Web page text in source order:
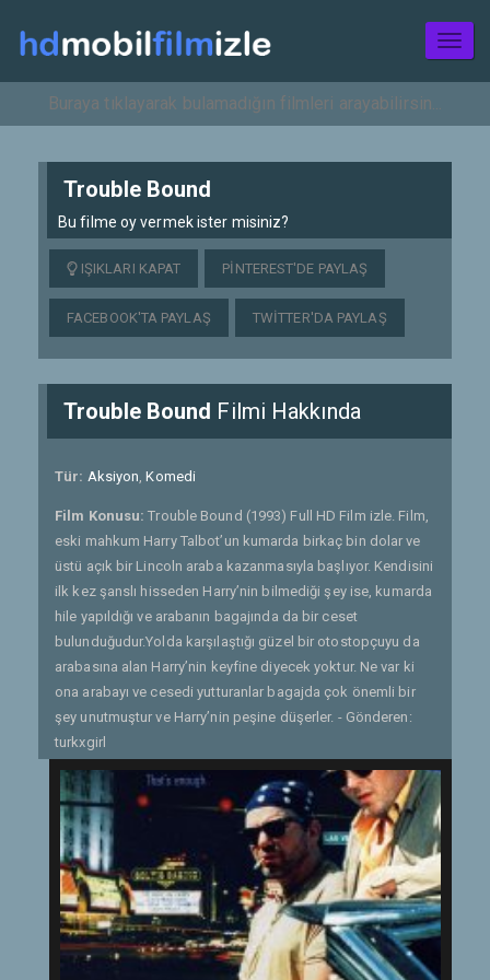
Trouble Bound
Bu filme oy vermek ister misiniz?
IŞIKLARI KAPAT PINTEREST'DE PAYLAŞ
FACEBOOK'TA PAYLAŞ TWITTER'DA PAYLAŞ
Trouble Bound Filmi Hakkında
Tür: Aksiyon,Komedi
Film Konusu:Trouble Bound (1993) Full HD Film izle. Film,
eski mahkum Harry Talbot’un kumarda birkaç bin dolar ve
üstü açık bir Lincoln araba kazanmasıyla başlıyor. Kendisini
ilk kez şanslı hisseden Harry’nin bilmediği şey ise, kumarda
hile yapıldığı ve arabanın bagajında da bir ceset
bulunduğudur.Yolda karşılaştığı güzel bir otostopçuyu da
arabasına alan Harry’nin keyfine diyecek yoktur. Ne var ki
ona arabayı ve cesedi yutturanlar bagajda çok önemli bir
şey unutmuştur ve Harry’nin peşine düşerler. - Gönderen:
turkxgirl